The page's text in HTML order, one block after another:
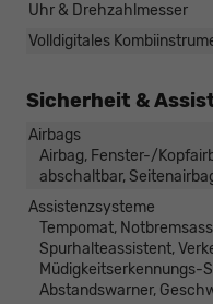
Uhr & Drehzahlmesser
Volldigitales
Sicherheit &
Airbags
Airbag, Fenster-/
abschaltbar,
Assistenzsysteme
Tempomat,
Spurhalteassistent,
Müdigkeitserkennungs-
Abstandswarner,